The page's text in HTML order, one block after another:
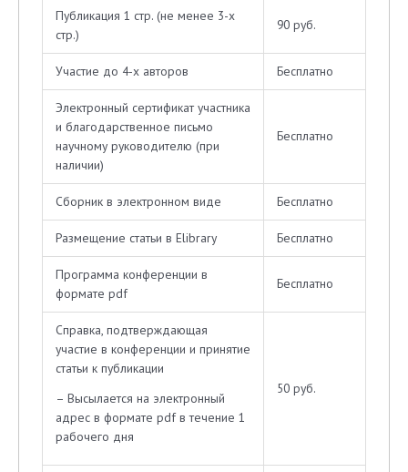
Публикация 1 стр. (не менее 3-х
стр.)
90 руб.
Участие до 4-х авторов Бесплатно
Электронный сертификат участника
и благодарственное письмо
научному руководителю (при
наличии)
Бесплатно
Сборник в электронном виде Бесплатно
Размещение статьи в Elibrary Бесплатно
Программа конференции в
формате pdf
Бесплатно
Справка, подтверждающая
участие в конференции и принятие
статьи к публикации
– Высылается на электронный
адрес в формате pdf в течение 1
рабочего дня
50 руб.